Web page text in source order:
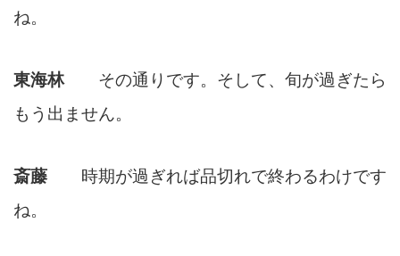
ね。
東海林 その通りです。そして、旬が過ぎたら
もう出ません。
斎藤 時期が過ぎれば品切れで終わるわけです
ね。